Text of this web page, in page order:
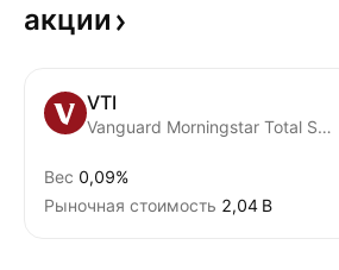
акции
VTI
Vanguard Morningstar Total Stock Market ETF
Вес 0,09%
Рыночная стоимость ‪2,04 B‬